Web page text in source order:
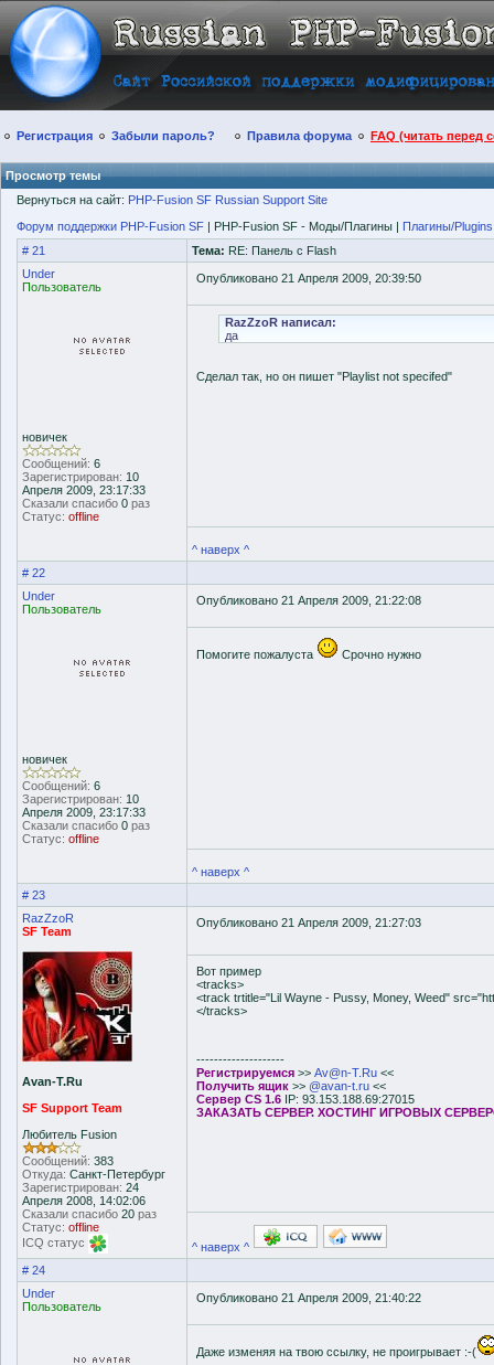
Регистрация Забыли пароль? Правила форума FAQ (читать перед
Просмотр темы
Вернуться на сайт: PHP-Fusion SF Russian Support Site
Форум поддержки PHP-Fusion SF | PHP-Fusion SF - Моды/Плагины | Плагины/Plugins
# 21
Тема: RE: Панель с Flash
Under
Пользователь
новичек
Сообщений: 6
Зарегистрирован: 10
Апреля 2009, 23:17:33
Сказали спасибо 0 раз
Статус: offline
Опубликовано 21 Апреля 2009, 20:39:50
RazZzoR написал:
да
Сделал так, но он пишет "Playlist not specifed"
^ наверх ^
# 22
Under
Пользователь
новичек
Сообщений: 6
Зарегистрирован: 10
Апреля 2009, 23:17:33
Сказали спасибо 0 раз
Статус: offline
Опубликовано 21 Апреля 2009, 21:22:08
Помогите пожалуста Срочно нужно
^ наверх ^
# 23
RazZzoR
SF Team
Avan-T.Ru
SF Support Team
Любитель Fusion
Сообщений: 383
Откуда: Санкт-Петербург
Зарегистрирован: 24
Апреля 2008, 14:02:06
Сказали спасибо 20 раз
Статус: offline
ICQ статус
Опубликовано 21 Апреля 2009, 21:27:03
Вот пример
<tracks>
<track trtitle="Lil Wayne - Pussy, Money, Weed"
</tracks>
--------------------
Регистрируемся >> Av@n-T.Ru <<
Получить ящик >> @avan-t.ru <<
Сервер CS 1.6 IP: 93.153.188.69:27015
ЗАКАЗАТЬ СЕРВЕР. ХОСТИНГ ИГРОВЫХ
^ наверх ^
# 24
Under
Пользователь
Опубликовано 21 Апреля 2009, 21:40:22
Даже изменяя на твою ссылку, не проигрывает :-(